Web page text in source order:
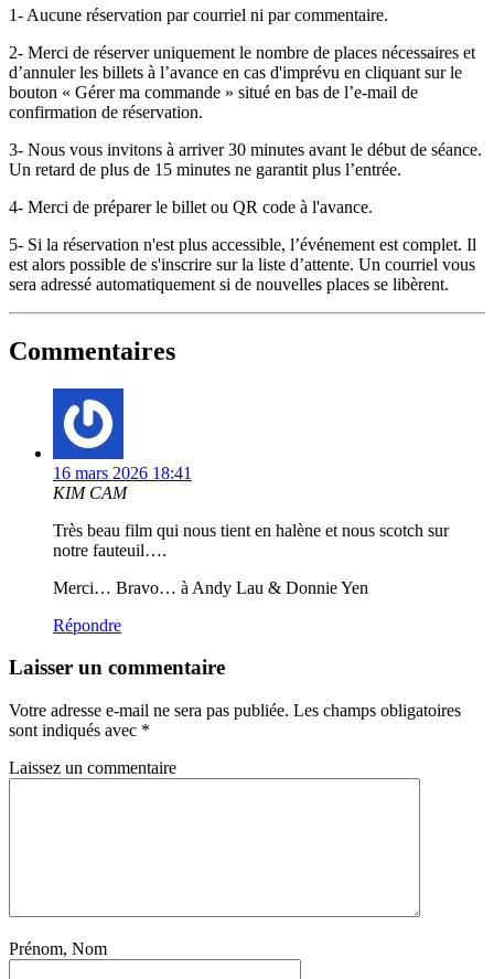
1- Aucune réservation par courriel ni par commentaire.
2- Merci de réserver uniquement le nombre de places nécessaires et
d’annuler les billets à l’avance en cas d'imprévu en cliquant sur le
bouton « Gérer ma commande » situé en bas de l’e-mail de
confirmation de réservation.
3- Nous vous invitons à arriver 30 minutes avant le début de séance.
Un retard de plus de 15 minutes ne garantit plus l’entrée.
4- Merci de préparer le billet ou QR code à l'avance.
5- Si la réservation n'est plus accessible, l’événement est complet. Il
est alors possible de s'inscrire sur la liste d’attente. Un courriel vous
sera adressé automatiquement si de nouvelles places se libèrent.
Commentaires
16 mars 2026 18:41
KIM CAM
Très beau film qui nous tient en halène et nous scotch sur
notre fauteuil….
Merci… Bravo… à Andy Lau & Donnie Yen
Répondre
Laisser un commentaire
Votre adresse e-mail ne sera pas publiée. Les champs obligatoires
sont indiqués avec *
Laissez un commentaire
Prénom, Nom